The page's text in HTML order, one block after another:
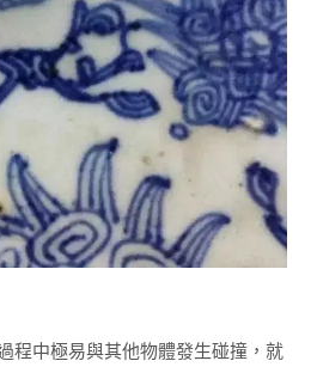
程中極易與其他物體發生碰撞，就